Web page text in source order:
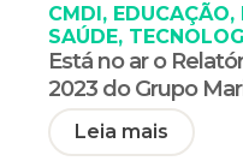
CMDI, EDUCAÇÃO,
SAÚDE,
Está no ar o
2023 do Grupo
Leia mais